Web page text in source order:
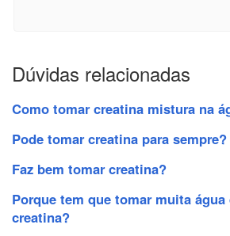
Dúvidas relacionadas
Como tomar creatina mistura na
Pode tomar creatina para sempre?
Faz bem tomar creatina?
Porque tem que tomar muita
creatina?